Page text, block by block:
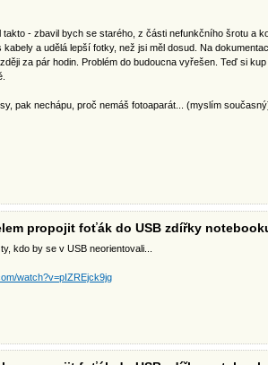
- zbavil bych se starého, z části nefunkčního šrotu a
a udělá lepší fotky, než jsi měl dosud. Na
za pár hodin. Problém do budoucna vyřešen. Teď si
pak nechápu, proč nemáš fotoaparát... (myslím
propojit foťák do USB zdířky
kdo by se v USB neorientovali...
watch?v=pIZREjck9jg